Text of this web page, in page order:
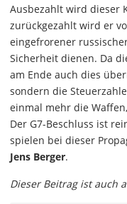
Ausbezahlt wird dieser
zurückgezahlt wird er
eingefrorener
Sicherheit dienen. Da
am Ende auch dies
sondern die
einmal mehr die
Der G7-Beschluss ist
spielen bei dieser
Jens Berger.
Dieser Beitrag ist auch